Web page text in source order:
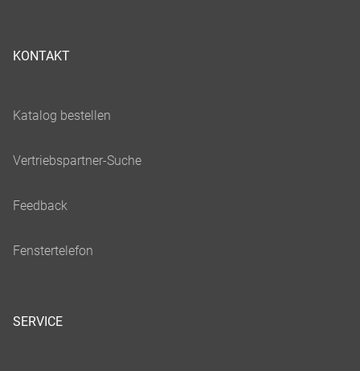
KONTAKT
SERVICE